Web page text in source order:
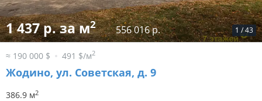
1 /43
1 437 р. за м2 556 016 р.
≈ 190 000 $ 491 $/м2
Жодино, ул. Советская, д. 9
386.9 м2